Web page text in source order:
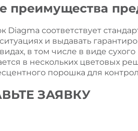
преимущества
Diagma соответствует
и выдавать
в том числе в виде
в нескольких цветовых
порошка для
ЗАЯВКУ